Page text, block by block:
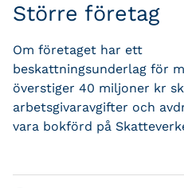
Större företag
Om företaget har ett
beskattningsunderlag för
överstiger 40 miljoner kr
arbetsgivaravgifter och
vara bokförd på